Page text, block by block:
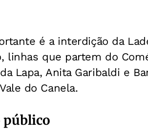
é a interdição da
linhas que partem do
Lapa, Anita Garibaldi e
do Canela.
público